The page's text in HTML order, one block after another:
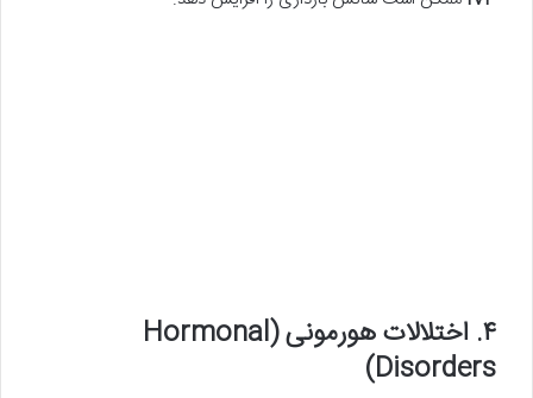
۴. اختلالات هورمونی
(Hormonal
Disorders)